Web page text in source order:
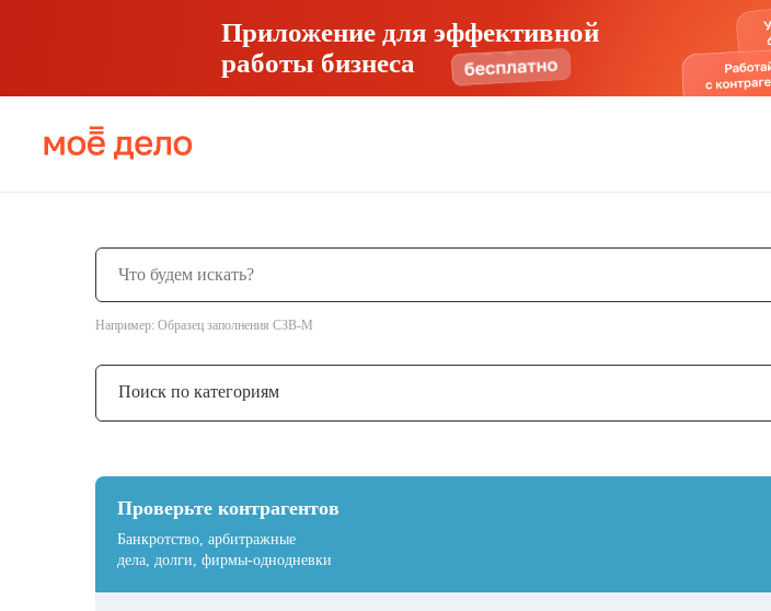
Приложение для эффективной
работы бизнеса
Например: Образец заполнения СЗВ-М
Поиск по категориям
Проверьте контрагентов
Банкротство, арбитражные
дела, долги, фирмы-однодневки